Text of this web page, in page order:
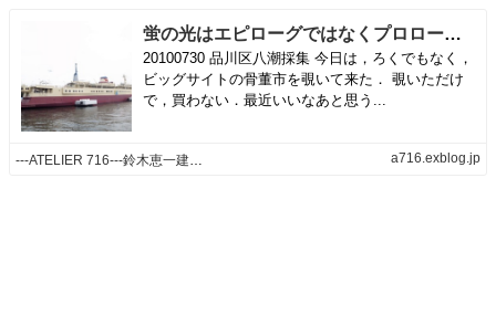
蛍の光はエピローグではなくプロローグと思いたい． | ---ATELIER 716---鈴木恵一建築研究所---blog
20100730 品川区八潮採集 今日は，ろくでもなく，
ビッグサイトの骨董市を覗いて来た． 覗いただけ
で，買わない．最近いいなあと思う...
---ATELIER 716---鈴木恵一建築研究所---blog a716.exblog.jp